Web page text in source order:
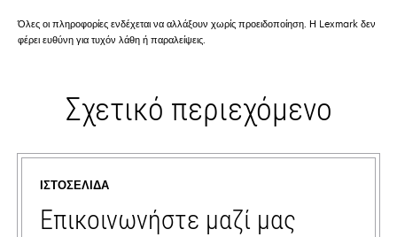
Όλες οι πληροφορίες ενδέχεται να αλλάξουν χωρίς προειδοποίηση. Η Lexmark δεν
φέρει ευθύνη για τυχόν λάθη ή παραλείψεις.
Σχετικό περιεχόμενο
ΙΣΤΟΣΕΛΊΔΑ
Επικοινωνήστε μαζί μας